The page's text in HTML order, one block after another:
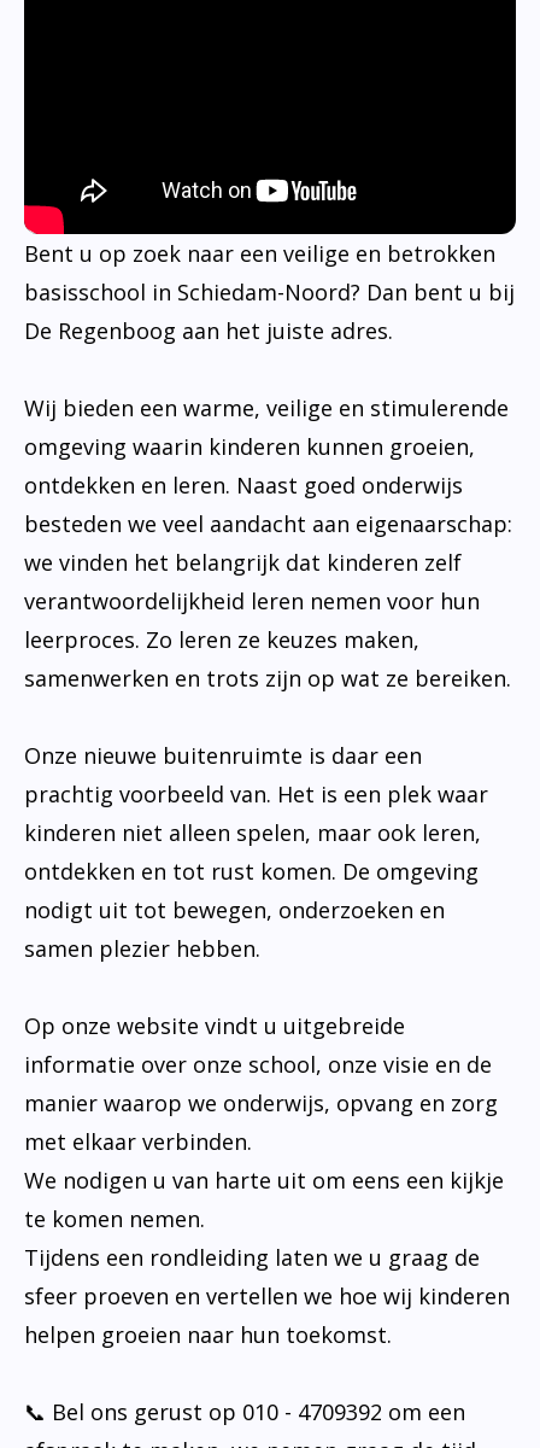
Bent u op zoek naar een veilige en betrokken
basisschool in Schiedam-Noord? Dan bent u bij
De Regenboog aan het juiste adres.
Wij bieden een warme, veilige en stimulerende
omgeving waarin kinderen kunnen groeien,
ontdekken en leren. Naast goed onderwijs
besteden we veel aandacht aan eigenaarschap:
we vinden het belangrijk dat kinderen zelf
verantwoordelijkheid leren nemen voor hun
leerproces. Zo leren ze keuzes maken,
samenwerken en trots zijn op wat ze bereiken.
Onze nieuwe buitenruimte is daar een
prachtig voorbeeld van. Het is een plek waar
kinderen niet alleen spelen, maar ook leren,
ontdekken en tot rust komen. De omgeving
nodigt uit tot bewegen, onderzoeken en
samen plezier hebben.
Op onze website vindt u uitgebreide
informatie over onze school, onze visie en de
manier waarop we onderwijs, opvang en zorg
met elkaar verbinden.
We nodigen u van harte uit om eens een kijkje
te komen nemen.
Tijdens een rondleiding laten we u graag de
sfeer proeven en vertellen we hoe wij kinderen
helpen groeien naar hun toekomst.
📞 Bel ons gerust op 010 - 4709392 om een